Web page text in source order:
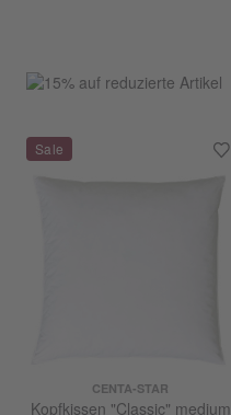
CENTA-STAR
Kopfkissen "Classic" medium